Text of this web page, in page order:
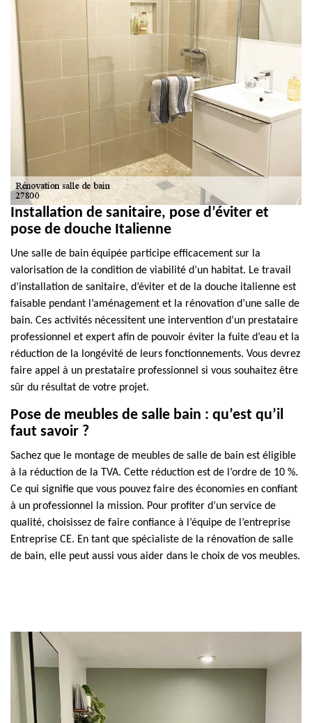
Installation de sanitaire, pose d’éviter et
pose de douche Italienne
Une salle de bain équipée participe efficacement sur la
valorisation de la condition de viabilité d’un habitat. Le travail
d’installation de sanitaire, d’éviter et de la douche italienne est
faisable pendant l’aménagement et la rénovation d’une salle de
bain. Ces activités nécessitent une intervention d’un prestataire
professionnel et expert afin de pouvoir éviter la fuite d’eau et la
réduction de la longévité de leurs fonctionnements. Vous devrez
faire appel à un prestataire professionnel si vous souhaitez être
sûr du résultat de votre projet.
Pose de meubles de salle bain : qu’est qu’il
faut savoir ?
Sachez que le montage de meubles de salle de bain est éligible
à la réduction de la TVA. Cette réduction est de l’ordre de 10 %.
Ce qui signifie que vous pouvez faire des économies en confiant
à un professionnel la mission. Pour profiter d’un service de
qualité, choisissez de faire confiance à l’équipe de l’entreprise
Entreprise CE. En tant que spécialiste de la rénovation de salle
de bain, elle peut aussi vous aider dans le choix de vos meubles.